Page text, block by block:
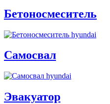
Бетоносмеситель
Самосвал
Эвакуатор